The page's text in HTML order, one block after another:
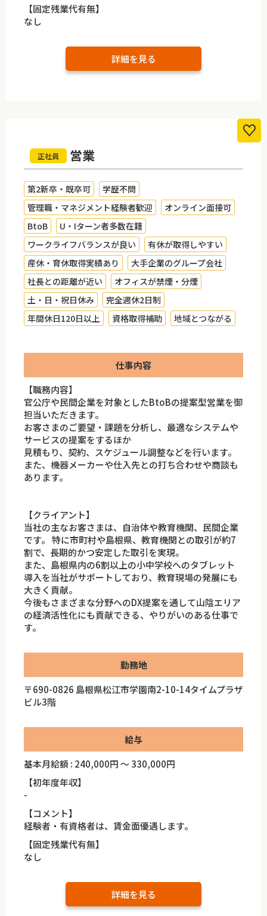
【固定残業代有無】
なし
詳細を見る
正社員 営業
第2新卒・既卒可
学歴不問
管理職・マネジメント経験者歓迎
オンライン面接可
BtoB
U・Iターン者多数在籍
ワークライフバランスが良い
有休が取得しやすい
産休・育休取得実績あり
大手企業のグループ会社
社長との距離が近い
オフィスが禁煙・分煙
土・日・祝日休み
完全週休2日制
年間休日120日以上
資格取得補助 地域とつながる
仕事内容
【職務内容】
官公庁や民間企業を対象としたBtoBの提案型営業を御
担当いただきます。
お客さまのご要望・課題を分析し、最適なシステムや
サービスの提案をするほか
見積もり、契約、スケジュール調整などを行います。
また、機器メーカーや仕入先との打ち合わせや商談も
あります。
【クライアント】
当社の主なお客さまは、自治体や教育機関、民間企業
です。 特に市町村や島根県、教育機関との取引が約7
割で、長期的かつ安定した取引を実現。
また、島根県内の6割以上の小中学校へのタブレット
導入を当社がサポートしており、教育現場の発展にも
大きく貢献。
今後もさまざまな分野へのDX提案を通して山陰エリア
の経済活性化にも貢献できる、やりがいのある仕事で
す。
勤務地
〒690-0826 島根県松江市学園南2-10-14タイムプラザ
ビル3階
給与
基本月給額 : 240,000円 ～ 330,000円
【初年度年収】
-
【コメント】
経験者・有資格者は、賃金面優遇します。
【固定残業代有無】
なし
詳細を見る